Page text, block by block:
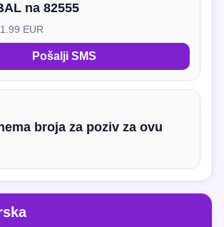
na 82555
EUR
Pošalji SMS
broja za poziv za ovu